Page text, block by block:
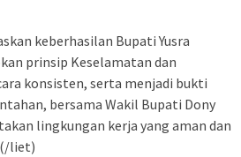
keberhasilan Bupati Yusra
prinsip Keselamatan dan
konsisten, serta menjadi bukti
bersama Wakil Bupati Dony
lingkungan kerja yang aman dan
(/liet)